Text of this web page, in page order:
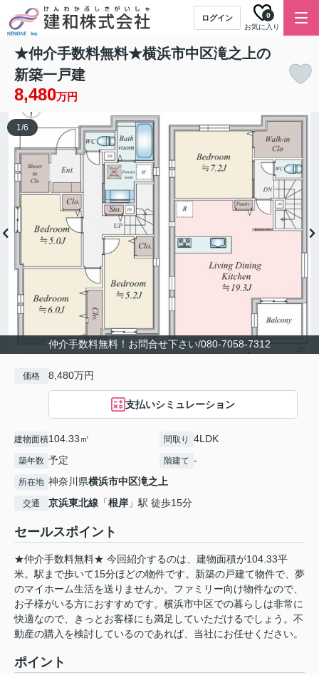
ログイン
お気に入り
0
★仲介手数料無料★横浜市中区滝之上の
新築一戸建
8,480万円
仲介手数料無料！お問合せ下さい/080-7058-7312
1/6
価格 8,480万円
支払いシミュレーション
建物面積104.33㎡ 間取り 4LDK
築年数 予定 階建て -
所在地 神奈川県横浜市中区滝之上
交通 京浜東北線 「根岸 」駅 徒歩15分
セールスポイント
★仲介手数料無料★ 今回紹介するのは、建物面積が104.33平
米。駅まで歩いて15分ほどの物件です。新築の戸建て物件で、夢
のマイホーム生活を送りませんか。ファミリー向け物件なので、
お子様がいる方におすすめです。横浜市中区での暮らしは非常に
快適なので、きっとお客様にも満足していただけるでしょう。不
動産の購入を検討しているのであれば、当社にお任せください。
ポイント